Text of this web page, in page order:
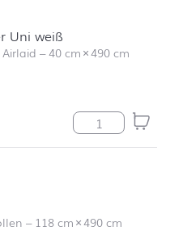
Uni weiß
–40 cm×490 cm
Tischläufer Uni
– 118 cm×490 cm